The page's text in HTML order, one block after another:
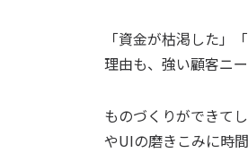
「資金が枯渇した」
理由も、強い顧客ニ
ものづくりができて
やUIの磨きこみに時